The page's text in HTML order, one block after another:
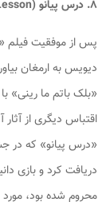
۸. درس پیانو (The Piano Lesson)
پس از موفقیت فیلم
دیویس به ارمغان
«بلک باتم ما رینی»
اقتباس دیگری از
دریافت کرد و بازی
محروم شده بود،